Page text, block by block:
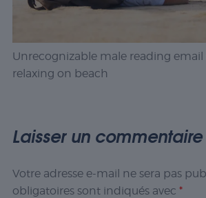
Unrecognizable male reading
relaxing on beach
Laisser un commentaire
Votre adresse e-mail ne sera pas
obligatoires sont indiqués avec *